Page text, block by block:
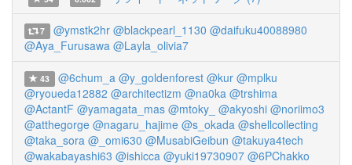
7 @ymstk2hr @blackpearl_1130 @daifuku40088980
@Aya_Furusawa @Layla_olivia7
43 @6chum_a @y_goldenforest @kur @mplku
@ryoueda12882 @architectizm @na0ka @trshima
@ActantF @yamagata_mas @mtoky_ @akyoshi @noriimo3
@atthegorge @nagaru_hajime @s_okada @shellcollecting
@taka_sora @_omi630 @MusabiGeibun @takuya4tech
@wakabayashi63 @ishicca @yuki19730907 @6PChakko